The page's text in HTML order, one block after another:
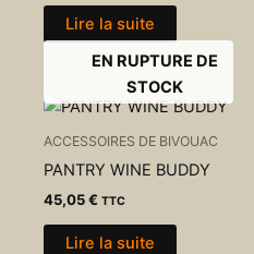
Lire la suite
EN RUPTURE DE
STOCK
ACCESSOIRES DE BIVOUAC
PANTRY WINE BUDDY
45,05€ TTC
Lire la suite